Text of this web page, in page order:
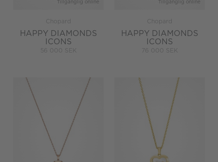
Tillgänglig online
Chopard
HAPPY DIAMONDS
ICONS
56 000 SEK
Tillgänglig online
Chopard
HAPPY DIAMONDS
ICONS
76 000 SEK